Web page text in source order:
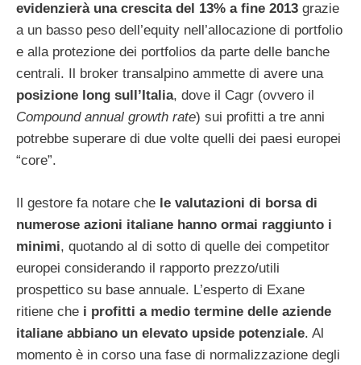
evidenzierà una crescita del 13% a fine 2013 grazie
a un basso peso dell’equity nell’allocazione di portfolio
e alla protezione dei portfolios da parte delle banche
centrali. Il broker transalpino ammette di avere una
posizione long sull’Italia, dove il Cagr (ovvero il
Compound annual growth rate) sui profitti a tre anni
potrebbe superare di due volte quelli dei paesi europei
“core”.
Il gestore fa notare che le valutazioni di borsa di
numerose azioni italiane hanno ormai raggiunto i
minimi, quotando al di sotto di quelle dei competitor
europei considerando il rapporto prezzo/utili
prospettico su base annuale. L’esperto di Exane
ritiene che i profitti a medio termine delle aziende
italiane abbiano un elevato upside potenziale. Al
momento è in corso una fase di normalizzazione degli